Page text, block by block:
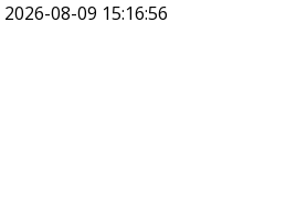
2026-08-09 15:16:56